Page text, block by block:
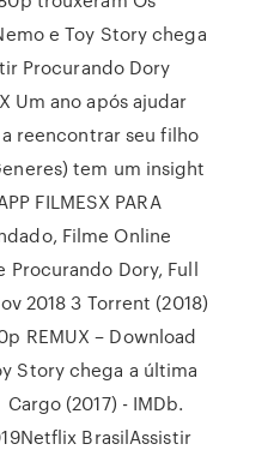
e Toy Story chega
Procurando Dory
Um ano após ajudar
reencontrar seu filho
tem um insight
FILMESX PARA
Filme Online
Procurando Dory, Full
2018 3 Torrent (2018)
REMUX – Download
Story chega a última
(2017) - IMDb.
BrasilAssistir